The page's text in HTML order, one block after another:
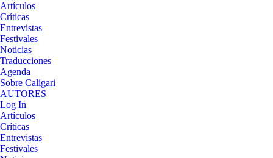
Artículos
Críticas
Entrevistas
Festivales
Noticias
Traducciones
Agenda
Sobre Caligari
AUTORES
Log In
Artículos
Críticas
Entrevistas
Festivales